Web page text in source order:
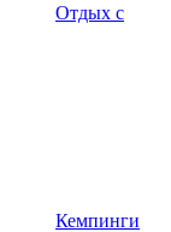
Отдых с
Кемпинги